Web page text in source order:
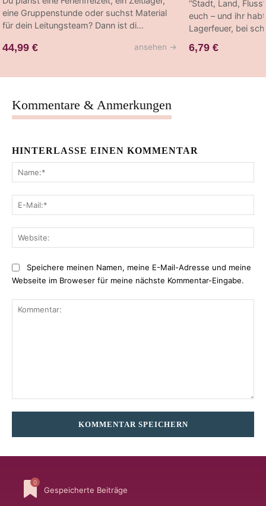
eine Gruppenstunde oder suchst Material
für dein Leitungsteam? Dann ist di…
44,99 € ansehen →
“Stadt, Land,
euch – und ihr
Lagerfeuer, bei
6,79 €
Kommentare & Anmerkungen
HINTERLASSE EINEN KOMMENTAR
Speichere meinen Namen, meine E-Mail-Adresse und meine
Webseite im Broweser für meine nächste Kommentar-Eingabe.
0
Gespeicherte Beiträge